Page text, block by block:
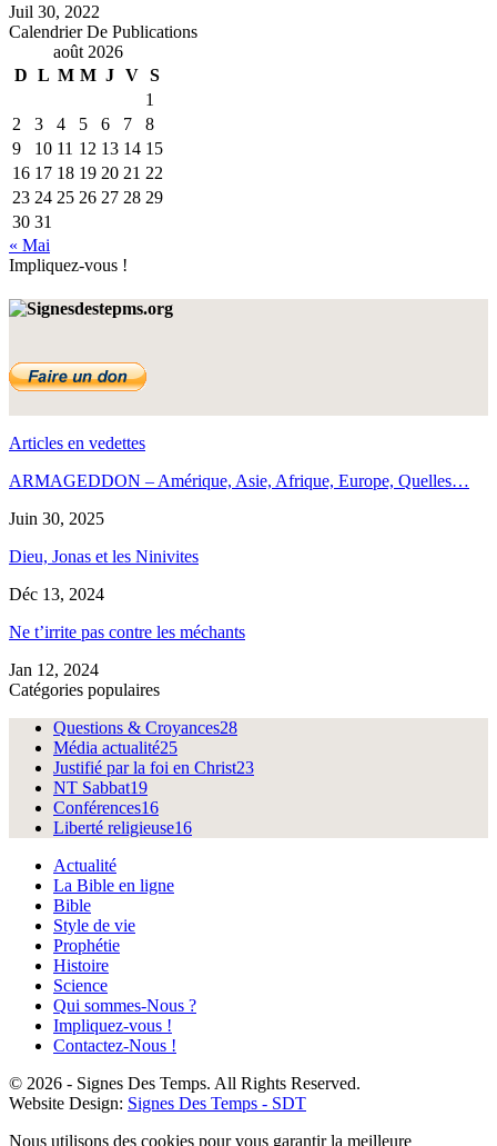
Juil 30, 2022
Calendrier De Publications
août 2026
D L M M J V S
1
2
3 4 5 6 7
8
9
10 11 12 13 14 15
16 17 18 19 20 21 22
23 24 25 26 27 28 29
30 31
« Mai
Impliquez-vous !
Articles en vedettes
ARMAGEDDON – Amérique, Asie, Afrique, Europe, Quelles…
Juin 30, 2025
Dieu, Jonas et les Ninivites
Déc 13, 2024
Ne t’irrite pas contre les méchants
Jan 12, 2024
Catégories populaires
Questions & Croyances28
Média actualité25
Justifié par la foi en Christ23
NT Sabbat19
Conférences16
Liberté religieuse16
Actualité
La Bible en ligne
Bible
Style de vie
Prophétie
Histoire
Science
Qui sommes-Nous ?
Impliquez-vous !
Contactez-Nous !
© 2026 - Signes Des Temps. All Rights Reserved.
Website Design: Signes Des Temps - SDT
Nous utilisons des cookies pour vous garantir la meilleure